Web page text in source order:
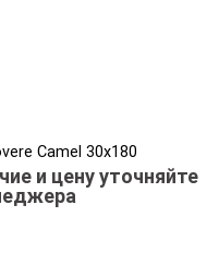
Camel 30x180
и цену уточняйте